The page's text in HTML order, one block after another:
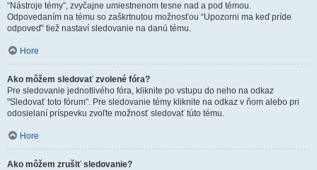
“Nástroje témy”, zvyčajne umiestnenom tesne nad a pod témou.
Odpovedaním na tému so zaškrtnutou možnosťou “Upozorni ma keď príde
odpoveď” tiež nastaví sledovanie na danú tému.
Hore
Ako môžem sledovať zvolené fóra?
Pre sledovanie jednotlivého fóra, kliknite po vstupu do neho na odkaz
"Sledovať toto fórum". Pre sledovanie témy kliknite na odkaz v ňom alebo pri
odosielaní príspevku zvoľte možnosť sledovať túto tému.
Hore
Ako môžem zrušiť sledovanie?